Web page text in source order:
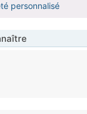
personnalisé